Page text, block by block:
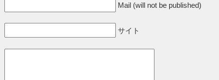
Mail (will not be published)
サイト